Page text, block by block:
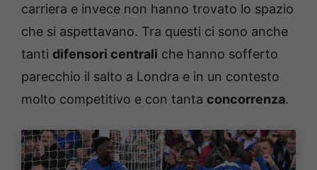
carriera e invece non hanno trovato lo spazio
che si aspettavano. Tra questi ci sono anche
tanti difensori centrali che hanno sofferto
parecchio il salto a Londra e in un contesto
molto competitivo e con tanta concorrenza.